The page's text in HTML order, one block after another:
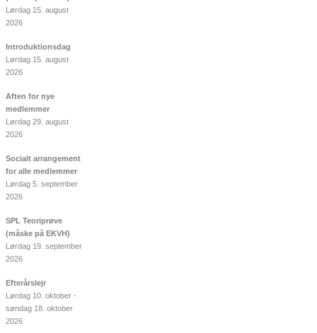
Lørdag 15. august
2026
Introduktionsdag
Lørdag 15. august
2026
Aften for nye
medlemmer
Lørdag 29. august
2026
Socialt arrangement
for alle medlemmer
Lørdag 5. september
2026
SPL Teoriprøve
(måske på EKVH)
Lørdag 19. september
2026
Efterårslejr
Lørdag 10. oktober -
søndag 18. oktober
2026